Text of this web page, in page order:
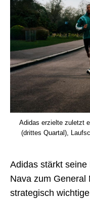
Adidas erzielte zuletzt
(drittes Quartal),
Adidas stärkt
Nava zum General
strategisch